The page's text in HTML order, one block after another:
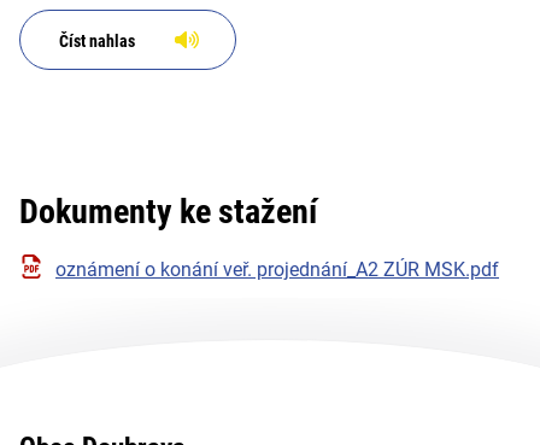
Číst nahlas
Dokumenty ke stažení
oznámení o konání veř. projednání_A2 ZÚR MSK.pdf